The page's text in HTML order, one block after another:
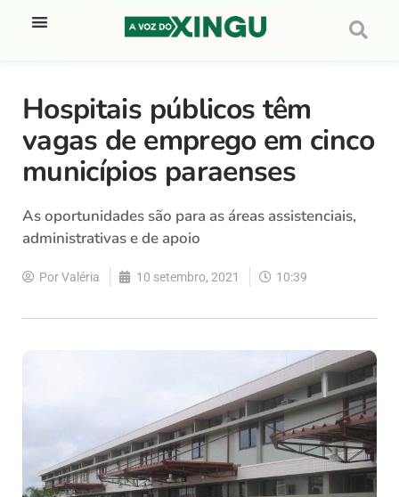
Hospitais públicos têm
vagas de emprego em cinco
municípios paraenses
As oportunidades são para as áreas assistenciais,
administrativas e de apoio
PorValéria 10 setembro, 2021 10:39